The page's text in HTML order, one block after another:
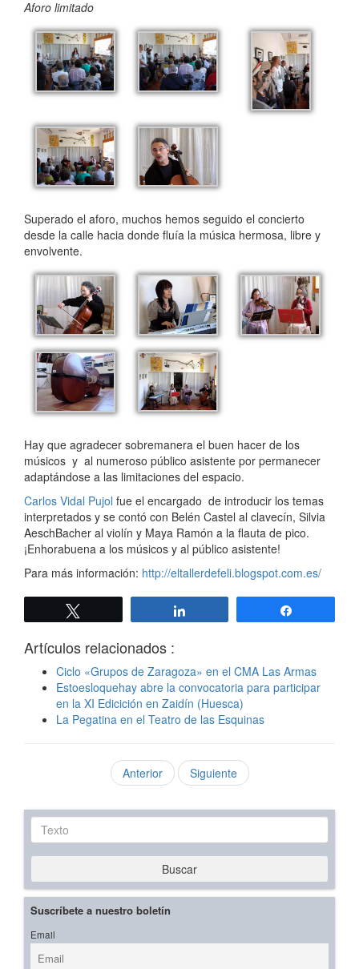
Aforo limitado
Superado el aforo, muchos hemos seguido el concierto
desde la calle hacia donde fluía la música hermosa, libre y
envolvente.
Hay que agradecer sobremanera el buen hacer de los
músicos y al numeroso público asistente por permanecer
adaptándose a las limitaciones del espacio.
Carlos Vidal Pujol fue el encargado de introducir los temas
interpretados y se contó con Belén Castel al clavecín, Silvia
AeschBacher al violín y Maya Ramón a la flauta de pico.
¡Enhorabuena a los músicos y al público asistente!
Para más información: http://eltallerdefeli.blogspot.com.es/
Artículos relacionados :
Ciclo «Grupos de Zaragoza» en el CMA Las Armas
Estoesloquehay abre la convocatoria para participar
en la XI Edicición en Zaidín (Huesca)
La Pegatina en el Teatro de las Esquinas
Anterior Siguiente
Texto
Buscar
Suscríbete a nuestro boletín
Email